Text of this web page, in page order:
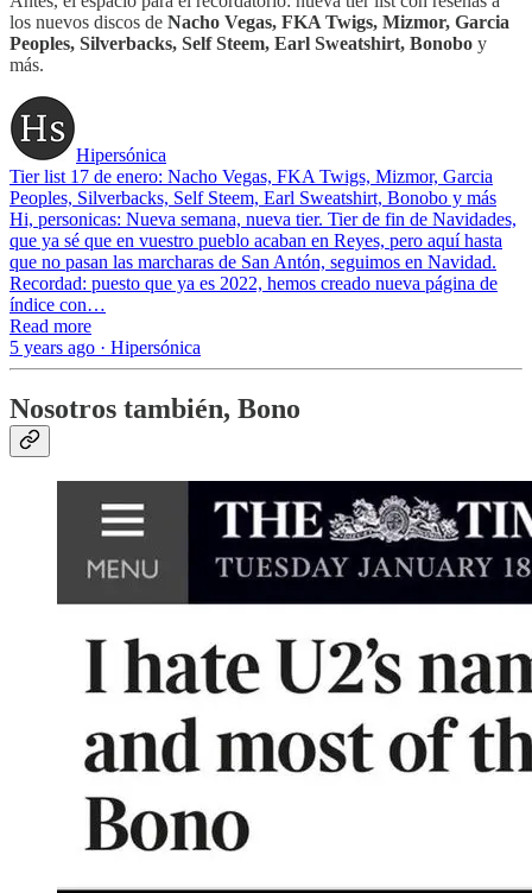
los nuevos discos de Nacho Vegas, FKA Twigs, Mizmor, Garcia
Peoples, Silverbacks, Self Steem, Earl Sweatshirt, Bonobo y
más.
Hipersónica
Tier list 17 de enero: Nacho Vegas, FKA Twigs, Mizmor, Garcia
Peoples, Silverbacks, Self Steem, Earl Sweatshirt, Bonobo y más
Hi, personicas: Nueva semana, nueva tier. Tier de fin de Navidades,
que ya sé que en vuestro pueblo acaban en Reyes, pero aquí hasta
que no pasan las marcharas de San Antón, seguimos en Navidad.
Recordad: puesto que ya es 2022, hemos creado nueva página de
índice con…
Read more
5 years ago · Hipersónica
Nosotros también, Bono